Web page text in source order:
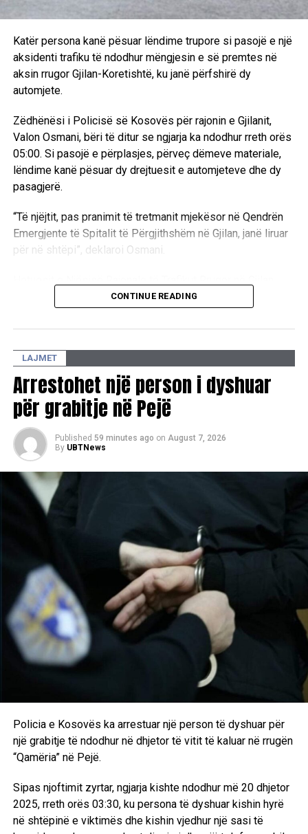
Katër persona kanë pësuar lëndime trupore si pasojë e një
aksidenti trafiku të ndodhur mëngjesin e së premtes në
aksin rrugor Gjilan-Koretishtë, ku janë përfshirë dy
automjete.
Zëdhënësi i Policisë së Kosovës për rajonin e Gjilanit,
Valon Osmani, bëri të ditur se ngjarja ka ndodhur rreth orës
05:00. Si pasojë e përplasjes, përveç dëmeve materiale,
lëndime kanë pësuar dy drejtuesit e automjeteve dhe dy
pasagjerë.
“Të njëjtit, pas pranimit të tretmanit mjekësor në Qendrën
Emergjente të Spitalit të Përgjithshëm në Gjilan, janë liruar
për në shtëpi”, deklaroi Osmani.
kanë nisur hetimet për zbardhjen e plotë të rrethanave dhe
CONTINUE READING
LAJMET
Arrestohet një person i dyshuar
për grabitje në Pejë
Published 59 minutes ago on August 7, 2026
By UBTNews
Policia e Kosovës ka arrestuar një person të dyshuar për
një grabitje të ndodhur në dhjetor të vitit të kaluar në rrugën
“Qamëria” në Pejë.
Sipas njoftimit zyrtar, ngjarja kishte ndodhur më 20 dhjetor
2025, rreth orës 03:30, ku persona të dyshuar kishin hyrë
në shtëpinë e viktimës dhe kishin vjedhur një sasi të